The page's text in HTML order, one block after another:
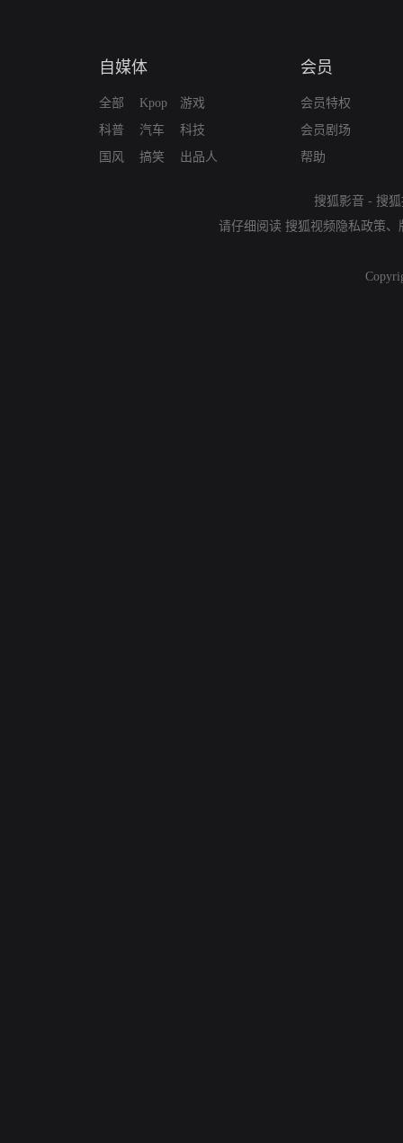
自媒体
全部
科普
国风
Kpop
汽车
搞笑
游戏
科技
出品人
会员
会员特权
会员剧场
帮助
搜狐影音 - 搜
请仔细阅读 搜狐视频隐私政策、